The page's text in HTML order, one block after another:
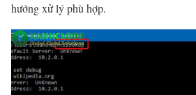
hướng xử lý phù hợp.